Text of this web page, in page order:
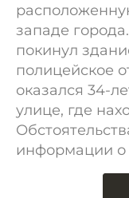
западе
покинул
полицейское
оказался 34-
улице, где
информации о